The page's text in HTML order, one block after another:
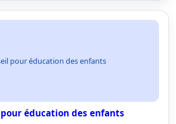
pour éducation des enfants
éducation des enfants